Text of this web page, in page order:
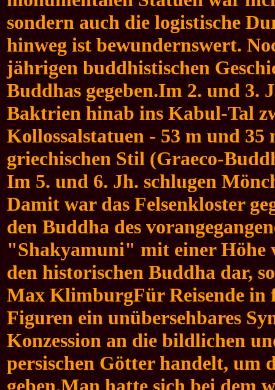
sondern auch die logistische
hinweg ist bewundernswert.
jährigen buddhistischen
Buddhas gegeben.Im 2. und 3.
Baktrien hinab ins Kabul-Tal
Kollossalstatuen - 53 m und 35
griechischen Stil (Graeco-
Im 5. und 6. Jh. schlugen
Damit war das Felsenkloster
den Buddha des
"Shakyamuni" mit einer Höhe
den historischen Buddha dar,
Max KlimburgFür Reisende in
Figuren ein unübersehbares
Konzession an die bildlichen
persischen Götter handelt, um